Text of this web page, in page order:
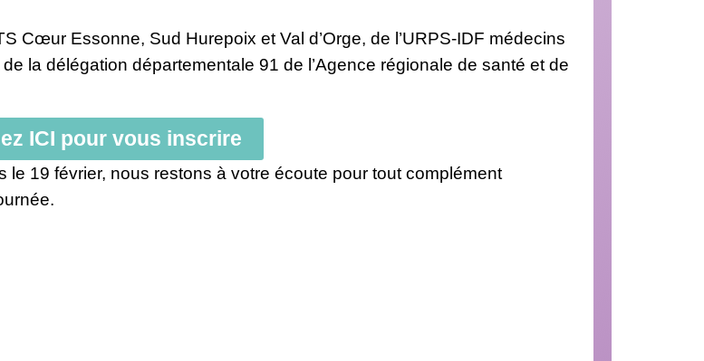
Cœur Essonne, Sud Hurepoix et Val d’Orge, de l’URPS-IDF médecins
la délégation départementale 91 de l’Agence régionale de santé et de
ICI pour vous inscrire
19 février, nous restons à votre écoute pour tout complément